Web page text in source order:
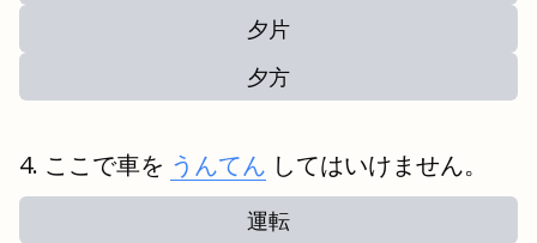
夕片
夕方
ここで車を うんてん してはいけません。
運転